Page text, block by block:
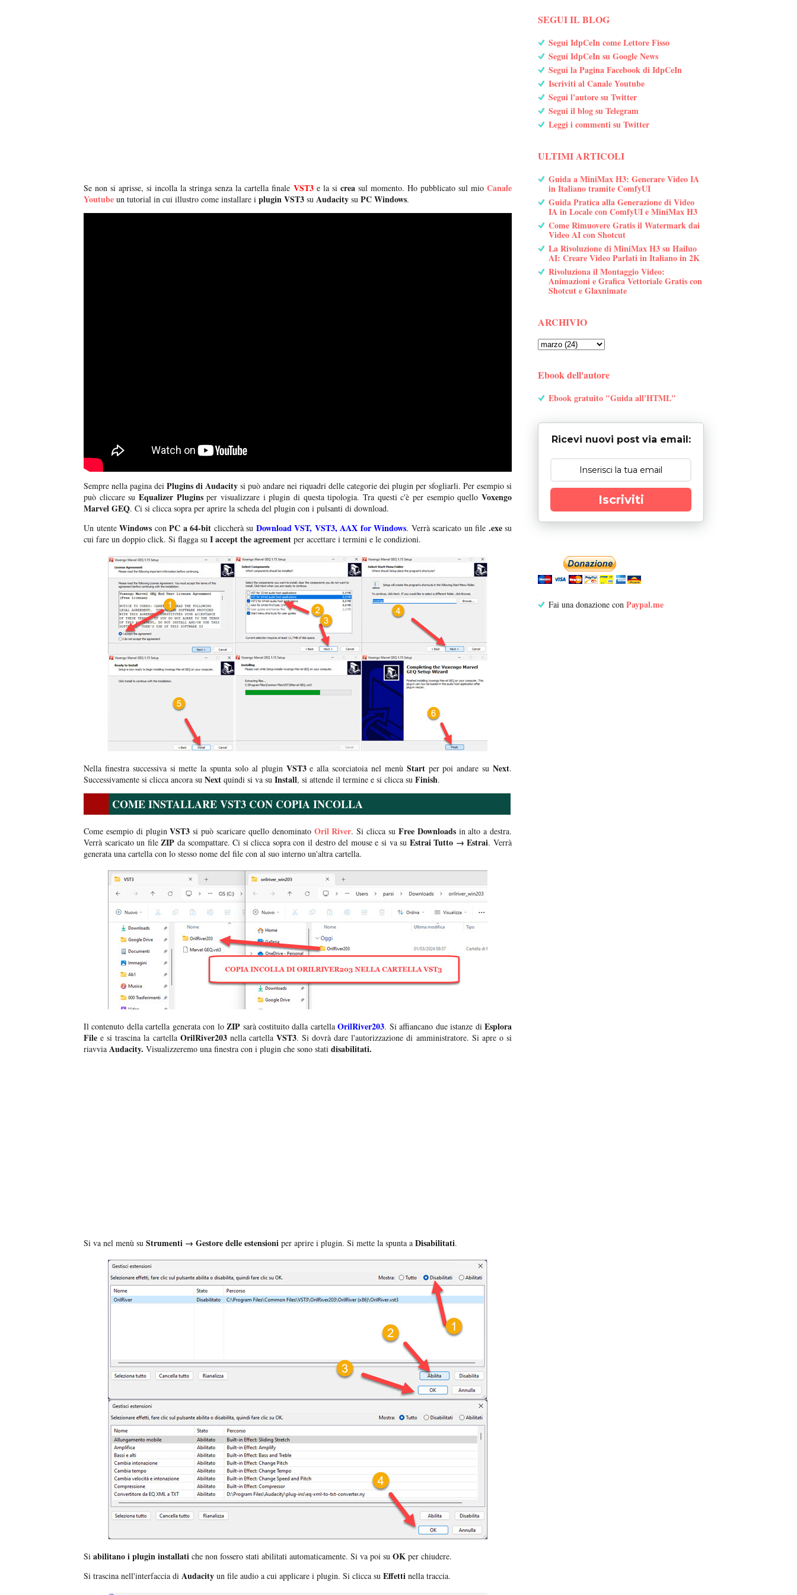
Se non si aprisse, si incolla la stringa senza la cartella finale VST3e la si crea sul momento. Ho pubblicato sul mio Canale
Youtube un tutorial in cui illustro come installare i plugin VST3 su Audacity su PC Windows.
Sempre nella pagina dei Plugins di Audacity si può andare nei riquadri delle categorie dei plugin per sfogliarli. Per esempio si
può cliccare su Equalizer Pluginsper visualizzare i plugin di questa tipologia. Tra questi c'è per esempio quelloVoxengo
Marvel GEQ. Ci si clicca sopra per aprire la scheda del plugin con i pulsanti di download.
Un utenteWindows con PC a 64-bit cliccherà su Download VST, VST3, AAX for Windows. Verrà scaricato un file .exesu
cui fare un doppio click. Si flagga su I accept the agreement per accettare i termini e le condizioni.
Nella finestra successiva si mette la spunta solo al plugin VST3e alla scorciatoia nel menù Startper poi andare suNext.
Successivamente si clicca ancora su Next quindi si va su Install, si attende il termine e si clicca su Finish.
COME INSTALLARE VST3 CON COPIA INCOLLA
Come esempio di pluginVST3 si può scaricare quello denominato Oril River. Si clicca suFree Downloadsin alto a destra.
Verrà scaricato un fileZIP da scompattare. Ci si clicca sopra con il destro del mouse e si va su Estrai Tutto → Estrai. Verrà
generata una cartella con lo stesso nome del file con al suo interno un'altra cartella.
Il contenuto della cartella generata con loZIP sarà costituito dalla cartella OrilRiver203. Si affiancano due istanze diEsplora
File e si trascina la cartella OrilRiver203 nella cartellaVST3. Si dovrà dare l'autorizzazione di amministratore. Si apre o si
riavvia Audacity. Visualizzeremo una finestra con i plugin che sono stati disabilitati.
Si va nel menù su Strumenti → Gestore delle estensioni per aprire i plugin. Si mette la spunta a Disabilitati.
Si abilitano i plugin installati che non fossero stati abilitati automaticamente. Si va poi su OK per chiudere.
Si trascina nell'interfaccia di Audacity un file audio a cui applicare i plugin. Si clicca su Effetti nella traccia.
SEGUI IL BLOG
Segui IdpCeIn come Lettore Fisso
Segui IdpCeIn su Google News
Segui la Pagina Facebook di IdpCeIn
Iscriviti al Canale Youtube
Segui l'autore su Twitter
Segui il blog su Telegram
Leggi i commenti su Twitter
ULTIMI ARTICOLI
Guida a MiniMax H3: Generare Video IA
in Italiano tramite ComfyUI
Guida Pratica alla Generazione di Video
IA in Locale con ComfyUI e MiniMax H3
Come Rimuovere Gratis il Watermark dai
Video AI con Shotcut
La Rivoluzione di MiniMax H3 su Hailuo
AI: Creare Video Parlati in Italiano in 2K
Rivoluziona il Montaggio Video:
Animazioni e Grafica Vettoriale Gratis con
Shotcut e Glaxnimate
ARCHIVIO
Ebook dell'autore
Ebook gratuito "Guida all'HTML"
Ricevi nuovi post via email:
Iscriviti
Fai una donazione con Paypal.me